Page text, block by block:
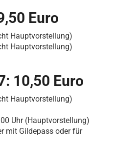
Euro
Hauptvorstellung)
Hauptvorstellung)
10,50 Euro
Hauptvorstellung)
Uhr (Hauptvorstellung)
mit Gildepass oder für